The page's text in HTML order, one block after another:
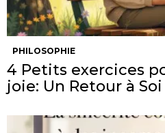
PHILOSOPHIE
4 Petits exercices
joie: Un Retour à Soi